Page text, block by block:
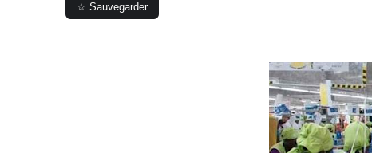
☆ Sauvegarder